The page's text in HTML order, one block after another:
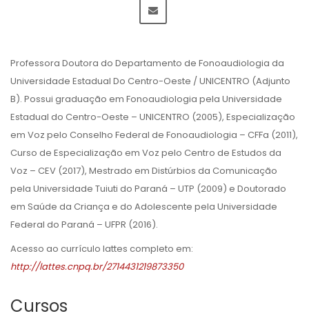
Professora Doutora do Departamento de Fonoaudiologia da
Universidade Estadual Do Centro-Oeste / UNICENTRO (Adjunto
B). Possui graduação em Fonoaudiologia pela Universidade
Estadual do Centro-Oeste – UNICENTRO (2005), Especialização
em Voz pelo Conselho Federal de Fonoaudiologia – CFFa (2011),
Curso de Especialização em Voz pelo Centro de Estudos da
Voz – CEV (2017), Mestrado em Distúrbios da Comunicação
pela Universidade Tuiuti do Paraná – UTP (2009) e Doutorado
em Saúde da Criança e do Adolescente pela Universidade
Federal do Paraná – UFPR (2016).
Acesso ao currículo lattes completo em:
http://lattes.cnpq.br/2714431219873350
Cursos